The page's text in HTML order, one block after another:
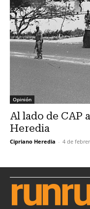
Opinión
Al lado de CAP
Heredia
Cipriano Heredia - 4 de